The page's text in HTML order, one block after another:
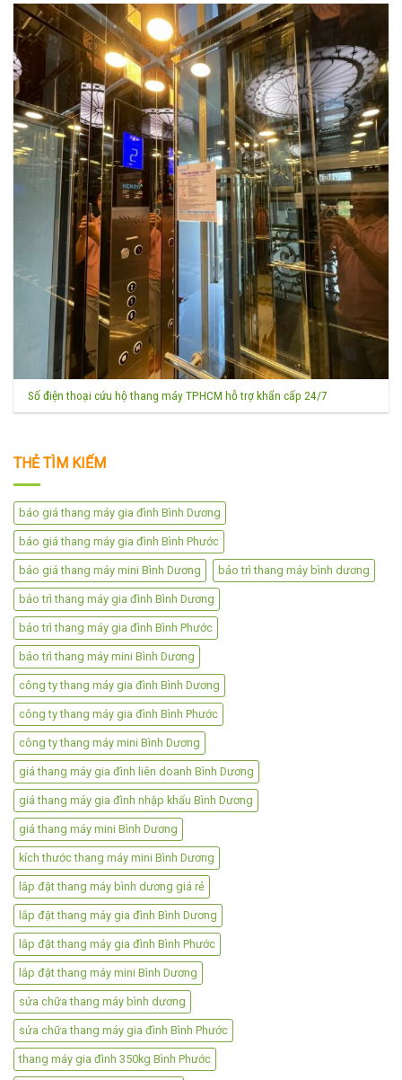
Số điện thoại cứu hộ thang máy TPHCM hỗ trợ khẩn cấp 24/7
THẺ TÌM KIẾM
báo giá thang máy gia đình Bình Dương
báo giá thang máy gia đình Bình Phước
báo giá thang máy mini Bình Dương bảo trì thang máy bình dương
bảo trì thang máy gia đình Bình Dương
bảo trì thang máy gia đình Bình Phước
bảo trì thang máy mini Bình Dương
công ty thang máy gia đình Bình Dương
công ty thang máy gia đình Bình Phước
công ty thang máy mini Bình Dương
giá thang máy gia đình liên doanh Bình Dương
giá thang máy gia đình nhập khẩu Bình Dương
giá thang máy mini Bình Dương
kích thước thang máy mini Bình Dương
lắp đặt thang máy bình dương giá rẻ
lắp đặt thang máy gia đình Bình Dương
lắp đặt thang máy gia đình Bình Phước
lắp đặt thang máy mini Bình Dương
sửa chữa thang máy bình dương
sửa chữa thang máy gia đình Bình Phước
thang máy gia đình 350kg Bình Phước